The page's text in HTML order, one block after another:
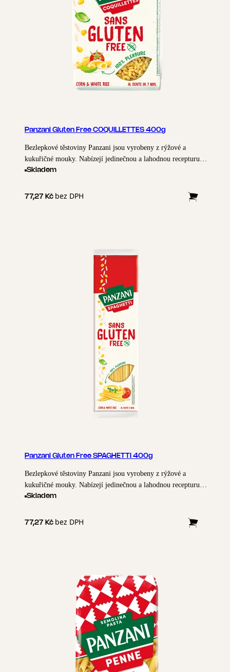
Panzani Gluten Free COQUILLETTES 400g
Bezlepkové těstoviny Panzani jsou vyrobeny z rýžové a
kukuřičné mouky. Nabízejí jedinečnou a lahodnou recepturu se
zárukou kvality Panzani.
Skladem
77,27 Kč bez DPH
Panzani Gluten Free SPAGHETTI 400g
Bezlepkové těstoviny Panzani jsou vyrobeny z rýžové a
kukuřičné mouky. Nabízejí jedinečnou a lahodnou recepturu se
zárukou kvality Panzani.
Skladem
77,27 Kč bez DPH